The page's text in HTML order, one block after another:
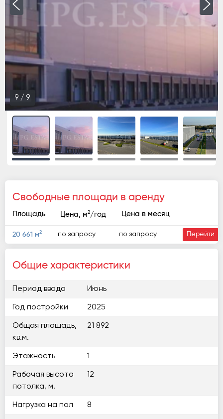
1/ 9
Свободные площади в аренду
Площадь Цена, м2/год Цена в месяц
20 661 м2 по запросу по запросу Перейти
Общие характеристики
Период ввода Июнь
Год постройки 2025
Общая площадь,
кв.м.
21 892
Этажность 1
Рабочая высота
потолка, м.
12
Нагрузка на пол 8